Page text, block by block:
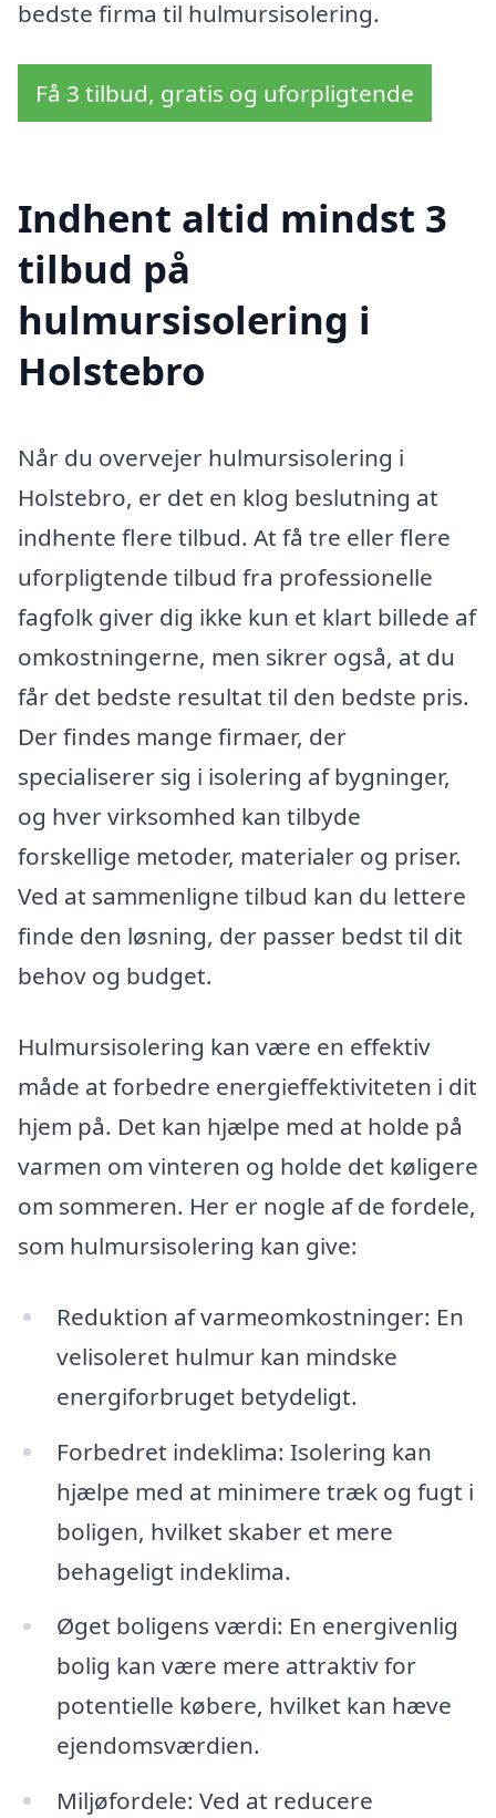
bedste firma til hulmursisolering.
Få 3 tilbud, gratis og uforpligtende
Indhent altid mindst 3
tilbud på
hulmursisolering i
Holstebro
Når du overvejer hulmursisolering i
Holstebro, er det en klog beslutning at
indhente flere tilbud. At få tre eller flere
uforpligtende tilbud fra professionelle
fagfolk giver dig ikke kun et klart billede af
omkostningerne, men sikrer også, at du
får det bedste resultat til den bedste pris.
Der findes mange firmaer, der
specialiserer sig i isolering af bygninger,
og hver virksomhed kan tilbyde
forskellige metoder, materialer og priser.
Ved at sammenligne tilbud kan du lettere
finde den løsning, der passer bedst til dit
behov og budget.
Hulmursisolering kan være en effektiv
måde at forbedre energieffektiviteten i dit
hjem på. Det kan hjælpe med at holde på
varmen om vinteren og holde det køligere
om sommeren. Her er nogle af de fordele,
som hulmursisolering kan give:
Reduktion af varmeomkostninger: En
velisoleret hulmur kan mindske
energiforbruget betydeligt.
Forbedret indeklima: Isolering kan
hjælpe med at minimere træk og fugt i
boligen, hvilket skaber et mere
behageligt indeklima.
Øget boligens værdi: En energivenlig
bolig kan være mere attraktiv for
potentielle købere, hvilket kan hæve
ejendomsværdien.
Miljøfordele: Ved at reducere